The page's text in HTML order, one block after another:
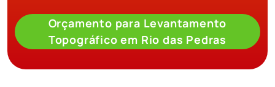
Orçamento para Levantamento
Topográfico em Rio das Pedras